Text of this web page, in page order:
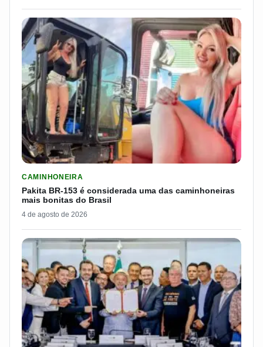
CAMINHONEIRA
Pakita BR-153 é considerada uma das caminhoneiras
mais bonitas do Brasil
4 de agosto de 2026